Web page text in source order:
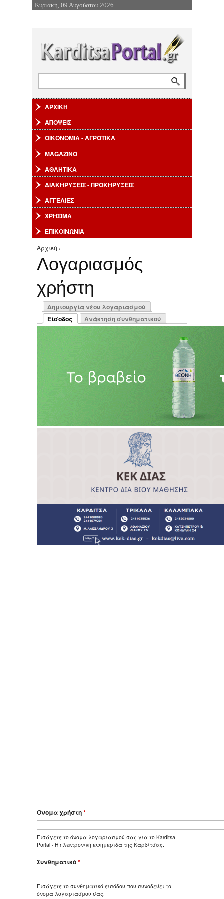
Επιστροφή στην Πλοήγηση
Κυριακή, 09 Αυγούστου 2026
ΑΡΧΙΚΗ
ΑΠΟΨΕΙΣ
ΟΙΚΟΝΟΜΙΑ - ΑΓΡΟΤΙΚΑ
MAGAZINO
ΑΘΛΗΤΙΚΑ
ΔΙΑΚΗΡΥΞΕΙΣ - ΠΡΟΚΗΡΥΞΕΙΣ
ΑΓΓΕΛΙΕΣ
ΧΡΗΣΙΜΑ
ΕΠΙΚΟΙΝΩΝΙΑ
Είστε εδώ
Αρχική ›
Λογαριασμός
χρήστη
Πρωτεύουσες καρτέλες
Δημιουργία νέου λογαριασμού
Είσοδος
(ενεργή καρτέλα)
Ανάκτηση συνθηματικού
Όνομα χρήστη*
Εισάγετε το όνομα λογαριασμού σας για το Karditsa
Portal - Η ηλεκτρονική εφημερίδα της Καρδίτσας.
Συνθηματικό*
Εισάγετε το συνθηματικό εισόδου που συνοδεύει το
όνομα λογαριασμού σας.